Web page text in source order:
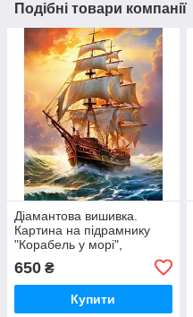
Подібні товари компанії
Діамантова вишивка.
Картина на підрамнику
"Корабель у морі",
650 ₴
Купити